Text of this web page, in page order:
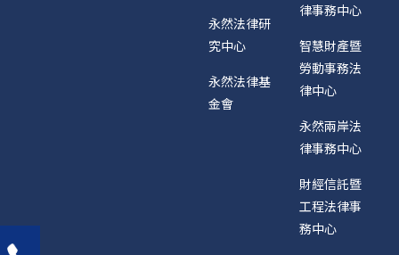
永然法律研
究中心
永然法律基
金會
律事務中心
智慧財產暨
勞動事務法
律中心
永然兩岸法
律事務中心
財經信託暨
工程法律事
務中心